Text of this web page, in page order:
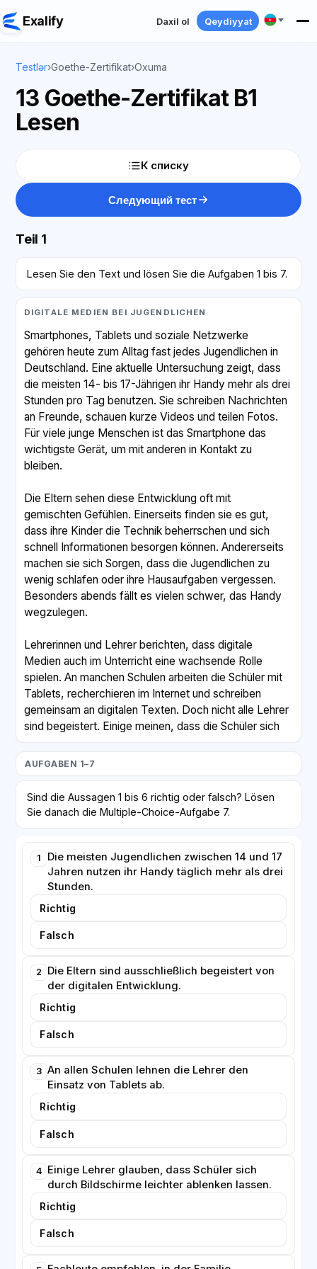
Exalify Daxil ol Qeydiyyat
Testlər›Goethe-Zertifikat›Oxuma
13 Goethe-Zertifikat B1
Lesen
К списку
Следующий тест
Teil 1
Lesen Sie den Text und lösen Sie die Aufgaben 1 bis 7.
DIGITALE MEDIEN BEI JUGENDLICHEN
Smartphones, Tablets und soziale Netzwerke
gehören heute zum Alltag fast jedes Jugendlichen in
Deutschland. Eine aktuelle Untersuchung zeigt, dass
die meisten 14- bis 17-Jährigen ihr Handy mehr als drei
Stunden pro Tag benutzen. Sie schreiben Nachrichten
an Freunde, schauen kurze Videos und teilen Fotos.
Für viele junge Menschen ist das Smartphone das
wichtigste Gerät, um mit anderen in Kontakt zu
bleiben.
Die Eltern sehen diese Entwicklung oft mit
gemischten Gefühlen. Einerseits finden sie es gut,
dass ihre Kinder die Technik beherrschen und sich
schnell Informationen besorgen können. Andererseits
machen sie sich Sorgen, dass die Jugendlichen zu
wenig schlafen oder ihre Hausaufgaben vergessen.
Besonders abends fällt es vielen schwer, das Handy
wegzulegen.
Lehrerinnen und Lehrer berichten, dass digitale
Medien auch im Unterricht eine wachsende Rolle
spielen. An manchen Schulen arbeiten die Schüler mit
Tablets, recherchieren im Internet und schreiben
gemeinsam an digitalen Texten. Doch nicht alle Lehrer
sind begeistert. Einige meinen, dass die Schüler sich
sind, wenn sie ständig auf einen Bildschirm schauen.
Fachleute raten dazu, feste Regeln zu vereinbaren.
So kann eine Familie zum Beispiel beschließen, dass
Schlafengehen kann helfen, besser zu schlafen.
Wichtig sei jedoch nicht nur das Verbot, sondern auch
das Gespräch: Jugendliche sollten lernen, selbst zu
entscheiden, wann und wofür sie digitale Medien
Leben der jungen Generation in Zukunft kaum noch
AUFGABEN 1–7
Sind die Aussagen 1 bis 6 richtig oder falsch? Lösen
Sie danach die Multiple-Choice-Aufgabe 7.
1
Die meisten Jugendlichen zwischen 14 und 17
Jahren nutzen ihr Handy täglich mehr als drei
Stunden.
Richtig
Falsch
2
Die Eltern sind ausschließlich begeistert von
der digitalen Entwicklung.
Richtig
Falsch
3 An allen Schulen lehnen die Lehrer den
Einsatz von Tablets ab.
Richtig
Falsch
4 Einige Lehrer glauben, dass Schüler sich
durch Bildschirme leichter ablenken lassen.
Richtig
Falsch